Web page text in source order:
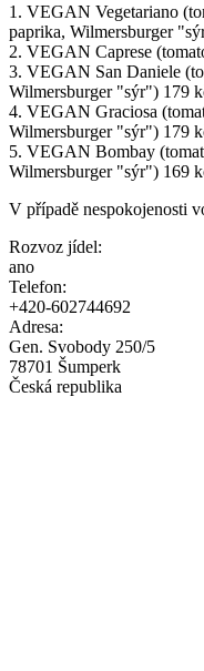
1. VEGAN Vegetariano
paprika, Wilmersburger
2. VEGAN Caprese
3. VEGAN San Daniele
Wilmersburger "sýr") 179
4. VEGAN Graciosa
Wilmersburger "sýr") 179
5. VEGAN Bombay
Wilmersburger "sýr") 169
V případě nespokojenosti
Rozvoz jídel:
ano
Telefon:
+420-602744692
Adresa:
Gen. Svobody 250/5
78701 Šumperk
Česká republika